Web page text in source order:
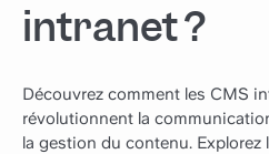
intranet ?
Découvrez comment les CMS
révolutionnent la
la gestion du contenu.